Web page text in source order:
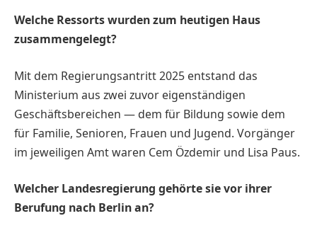
Welche Ressorts wurden zum heutigen Haus
zusammengelegt?
Mit dem Regierungsantritt 2025 entstand das
Ministerium aus zwei zuvor eigenständigen
Geschäftsbereichen — dem für Bildung sowie dem
für Familie, Senioren, Frauen und Jugend. Vorgänger
im jeweiligen Amt waren Cem Özdemir und Lisa Paus.
Welcher Landesregierung gehörte sie vor ihrer
Berufung nach Berlin an?